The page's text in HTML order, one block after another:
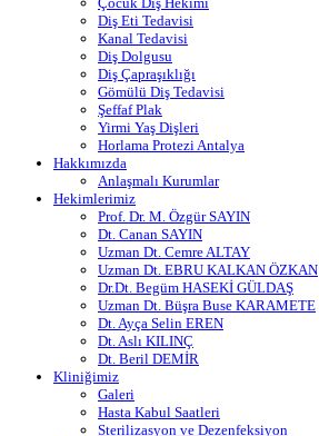
Diş Eti Tedavisi
Kanal Tedavisi
Diş Dolgusu
Diş Çapraşıklığı
Gömülü Diş Tedavisi
Şeffaf Plak
Yirmi Yaş Dişleri
Horlama Protezi Antalya
Hakkımızda
Anlaşmalı Kurumlar
Hekimlerimiz
Prof. Dr. M. Özgür SAYIN
Dt. Canan SAYIN
Uzman Dt. Cemre ALTAY
Uzman Dt. EBRU KALKAN ÖZKAN
Dr.Dt. Begüm HASEKİ GÜLDAŞ
Uzman Dt. Büşra Buse KARAMETE
Dt. Ayça Selin EREN
Dt. Aslı KILINÇ
Dt. Beril DEMİR
Kliniğimiz
Galeri
Hasta Kabul Saatleri
Sterilizasyon ve Dezenfeksiyon